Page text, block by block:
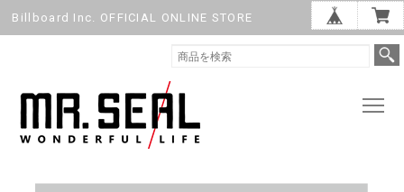
Billboard Inc. OFFICIAL ONLINE STORE